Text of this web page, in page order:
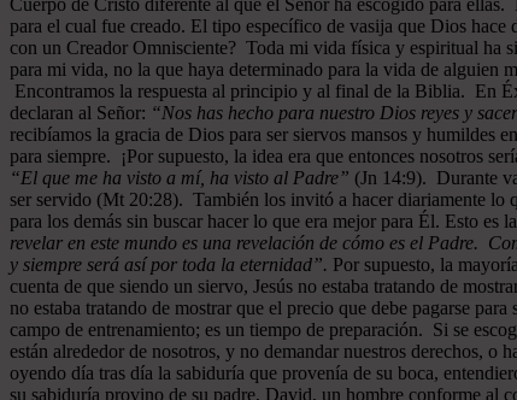
para el cual fue creado. El tipo específico de vasija que Dios
con un Creador Omnisciente? Toda mi vida física y espiritual ha
para mi vida, no la que haya determinado para la vida de alguien
Encontramos la respuesta al principio y al final de la Biblia. En
declaran al Señor: “Nos has hecho para nuestro Dios reyes y
recibíamos la gracia de Dios para ser siervos mansos y humildes
para siempre. ¡Por supuesto, la idea era que entonces nosotros
“El que me ha visto a mí, ha visto al Padre” (Jn 14:9). Durante
ser servido (Mt 20:28). También los invitó a hacer diariamente lo
para los demás sin buscar hacer lo que era mejor para Él. Esto es
revelar en este mundo es una revelación de cómo es el Padre.
y siempre será así por toda la eternidad”. Por supuesto, la
cuenta de que siendo un siervo, Jesús no estaba tratando de
no estaba tratando de mostrar que el precio que debe pagarse
campo de entrenamiento; es un tiempo de preparación. Si se
están alrededor de nosotros, y no demandar nuestros derechos, o
oyendo día tras día la sabiduría que provenía de su boca,
su sabiduría provino de su padre, David, un hombre conforme al